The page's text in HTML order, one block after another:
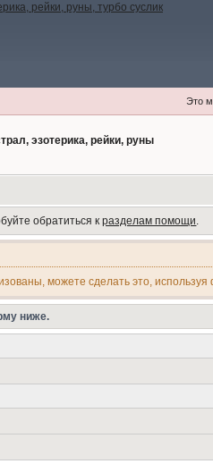
Это
эзотерика, рейки, руны
обратиться кразделам помощи.
можете сделать это,
ниже.